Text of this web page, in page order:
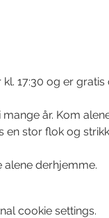
17:30 og er
år. Kom
stor flok og
derhjemme.
cookie settings.